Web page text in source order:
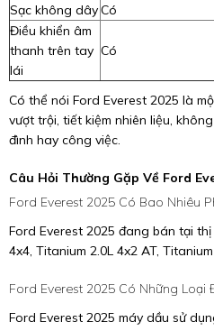
Sạc không dâyCó
Điều khiển âm
thanh trên tay
lái
Có
Có thể nói Ford Everest 2025 là
vượt trội, tiết kiệm nhiên liệu,
đình hay công việc.
Câu Hỏi Thường Gặp Về Ford
Ford Everest 2025 Có Bao Nhiêu
Ford Everest 2025 đang bán tại
4x4, Titanium 2.0L 4x2 AT,
Ford Everest 2025 Có Những Loại
Ford Everest 2025 máy dầu sử